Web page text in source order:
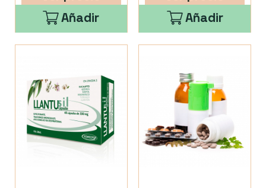
Añadir
Añadir